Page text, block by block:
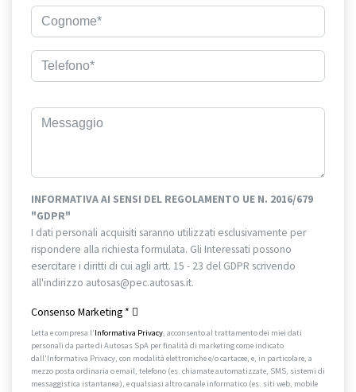
INFORMATIVA AI SENSI DEL REGOLAMENTO UE N. 2016/679
"GDPR"
I dati personali acquisiti saranno utilizzati esclusivamente per
rispondere alla richiesta formulata. Gli Interessati possono
esercitare i diritti di cui agli artt. 15 - 23 del GDPR scrivendo
all'indirizzo autosas@pec.autosas.it.
Consenso Marketing *
Letta e compresa l’Informativa Privacy , acconsento al trattamento dei miei dati
personali da parte di Autosas SpA per finalità di marketing come indicato
dall’Informativa Privacy, con modalità elettroniche e/o cartacee, e, in particolare, a
mezzo posta ordinaria o email, telefono (es. chiamate automatizzate, SMS, sistemi di
messaggistica istantanea), e qualsiasi altro canale informatico (es. siti web, mobile